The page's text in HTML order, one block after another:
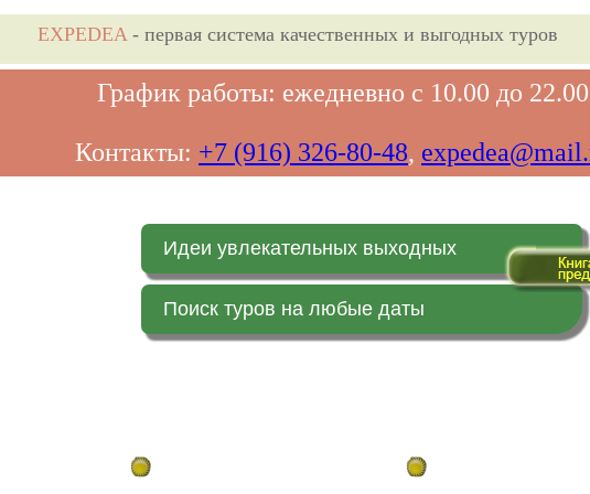
EXPEDEA- первая система качественных и выгодных туров
График работы: ежедневно с 10.00 до 22.00
Контакты: +7 (916) 326-80-48,
Идеи увлекательных выходных
Поиск туров на любые даты